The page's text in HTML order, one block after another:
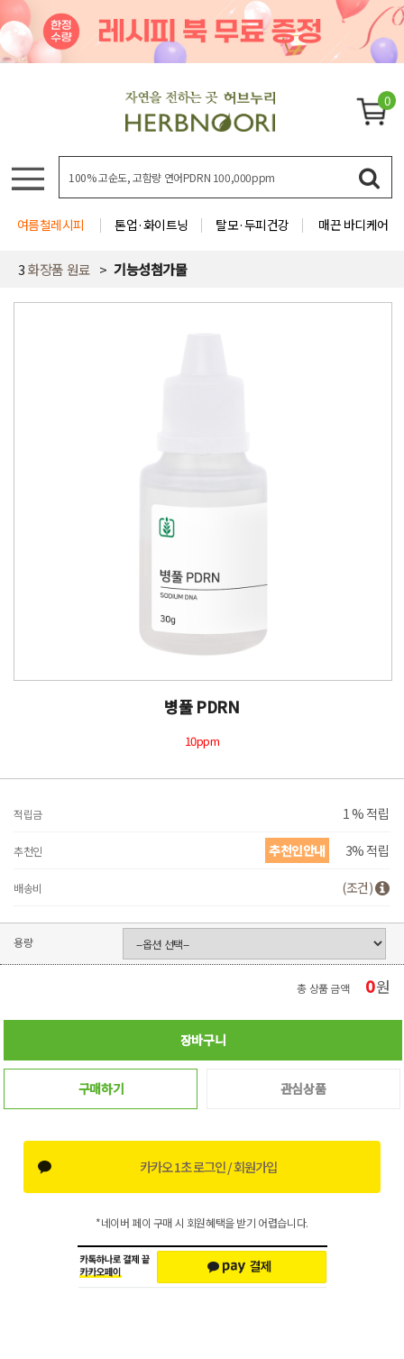
0
여름철레시피 톤업·화이트닝 탈모·두피건강 매끈 바디케어
3화장품 원료 기능성첨가물
병풀 PDRN
10ppm
적립금 1 % 적립
추천인 추천인안내 3% 적립
배송비 (조건)
용량
총 상품 금액 0원
장바구니
구매하기 관심상품
카카오 1초 로그인 / 회원가입
*네이버 페이 구매 시 회원혜택을 받기 어렵습니다.